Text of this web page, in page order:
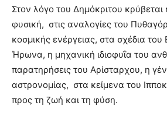
Στον λόγο του Δημόκριτου κρύβεται
φυσική, στις αναλογίες του
κοσμικής ενέργειας, στα σχέδια του
Ήρωνα, η μηχανική ιδιοφυΐα του
παρατηρήσεις του Αρίσταρχου, η
αστρονομίας, στα κείμενα του
προς τη ζωή και τη φύση.